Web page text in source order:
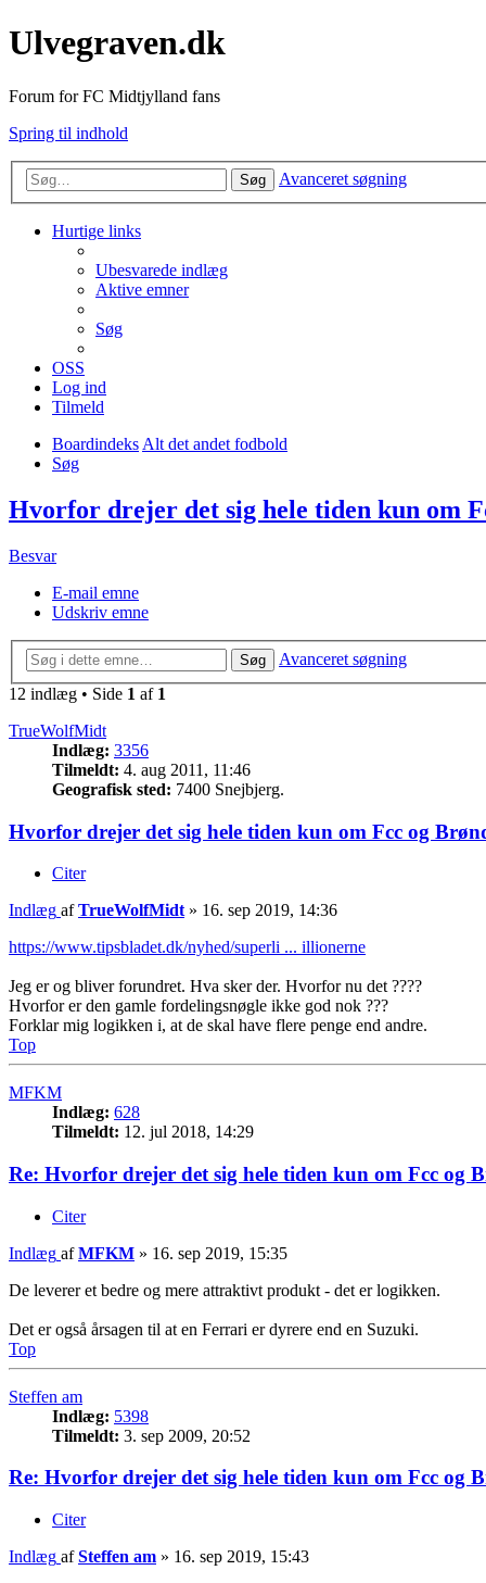
Ulvegraven.dk
Forum for FC Midtjylland fans
Spring til indhold
Søg Avanceret søgning
Hurtige links
Ubesvarede indlæg
Aktive emner
Søg
OSS
Log ind
Tilmeld
BoardindeksAlt det andet fodbold
Søg
Hvorfor drejer det sig hele tiden kun om
Besvar
E-mail emne
Udskriv emne
Søg
Avanceret søgning
12 indlæg • Side 1 af 1
TrueWolfMidt
Indlæg: 3356
Tilmeldt: 4. aug 2011, 11:46
Geografisk sted: 7400 Snejbjerg.
Hvorfor drejer det sig hele tiden kun om Fcc og
Citer
Indlæg afTrueWolfMidt » 16. sep 2019, 14:36
https://www.tipsbladet.dk/nyhed/superli ... illionerne
Jeg er og bliver forundret. Hva sker der. Hvorfor nu det ????
Hvorfor er den gamle fordelingsnøgle ikke god nok ???
Forklar mig logikken i, at de skal have flere penge end andre.
Top
MFKM
Indlæg: 628
Tilmeldt: 12. jul 2018, 14:29
Re: Hvorfor drejer det sig hele tiden kun om Fcc og
Citer
Indlæg afMFKM » 16. sep 2019, 15:35
De leverer et bedre og mere attraktivt produkt - det er logikken.
Det er også årsagen til at en Ferrari er dyrere end en Suzuki.
Top
Steffen am
Indlæg: 5398
Tilmeldt: 3. sep 2009, 20:52
Re: Hvorfor drejer det sig hele tiden kun om Fcc og
Citer
Indlæg afSteffen am » 16. sep 2019, 15:43